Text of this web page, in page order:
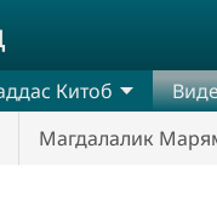
Китоб
Магдалалик